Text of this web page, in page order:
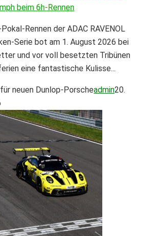
beim 6h-Rennen
Rennen der ADAC RAVENOL
Serie bot am 1. August 2026 bei
und vor voll besetzten Tribünen
eine fantastische Kulisse...
neuen Dunlop-Porscheadmin20.